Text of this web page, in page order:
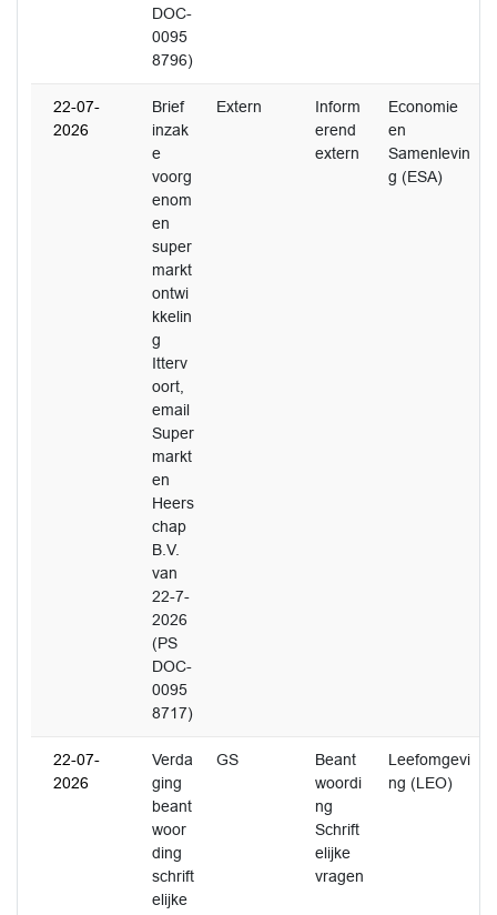
DOC-
0095
8796)
22-07-
2026
Brief
inzak
e
voorg
enom
en
super
markt
ontwi
kkelin
g
Itterv
oort,
email
Super
markt
en
Heers
chap
B.V.
van
22-7-
2026
(PS
DOC-
0095
8717)
Extern
Inform
erend
extern
Economie
en
Samenlevin
g (ESA)
22-07-
2026
Verda
ging
beant
woor
ding
schrift
elijke
GS
Beant
woordi
ng
Schrift
elijke
vragen
Leefomgevi
ng (LEO)